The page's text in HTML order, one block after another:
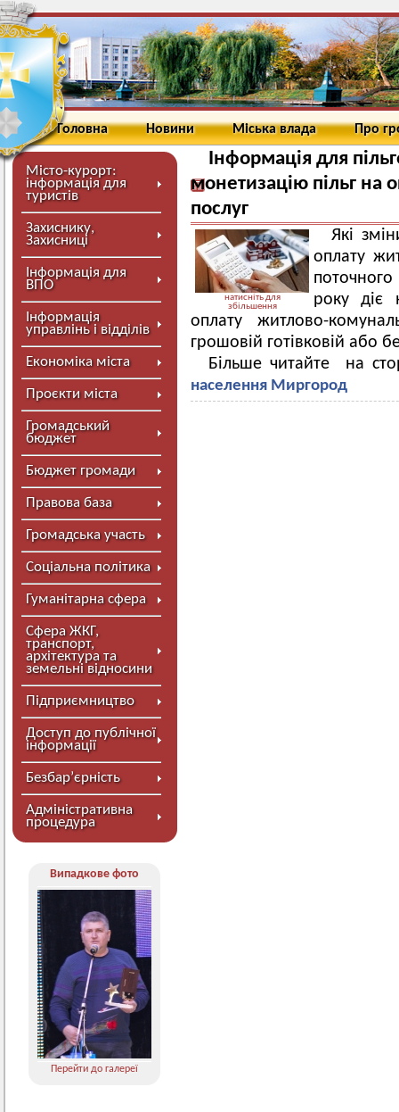
Головна Новини Міська влада Про
Місто-курорт:
інформація для
туристів
Захиснику,
Захисниці
Інформація для
ВПО
Інформація
управлінь і відділів
Економіка міста
Проєкти міста
Громадський
бюджет
Бюджет громади
Правова база
Громадська участь
Соціальна політика
Гуманітарна сфера
Сфера ЖКГ,
транспорт,
архітектура та
земельні відносини
Підприємництво
Доступ до публічної
інформації
Безбар’єрність
Адміністративна
процедура
Випадкове фото
Перейти до галереї
Інформація для
монетизацію пільг на
послуг
натисніть для
збільшення
Які
оплату
року діє
оплату житлово-
грошовій готівковій або
Більше читайте на
населення Миргород